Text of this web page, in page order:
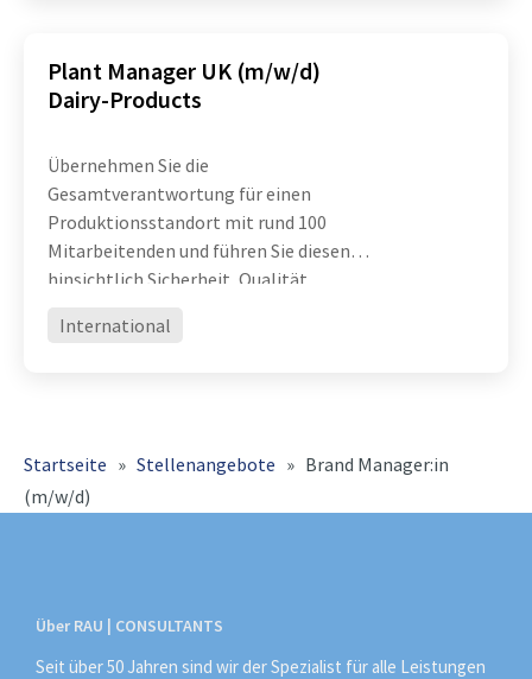
Plant Manager UK (m/w/d)
Dairy-Products
Übernehmen Sie die
Gesamtverantwortung für einen
Produktionsstandort mit rund 100
Mitarbeitenden und führen Sie diesen
hinsichtlich Sicherheit, Qualität,
erfolgreich weiter Entwickeln Sie
International
Startseite » Stellenangebote » Brand Manager:in
(m/w/d)
Über RAU | CONSULTANTS
Seit über 50 Jahren sind wir der Spezialist für alle Leistungen